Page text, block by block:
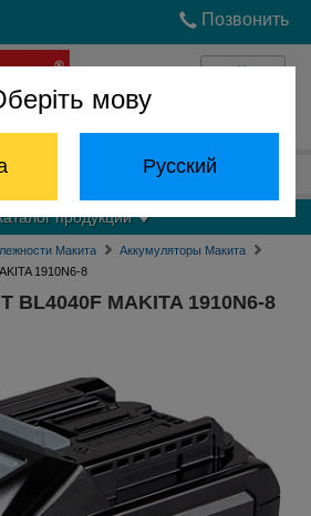
мову
Русский
Позвонить
Войти
(068) 824-24-24
продукции
Макита
Аккумуляторы Макита
1910N6-8
BL4040F MAKITA 1910N6-8